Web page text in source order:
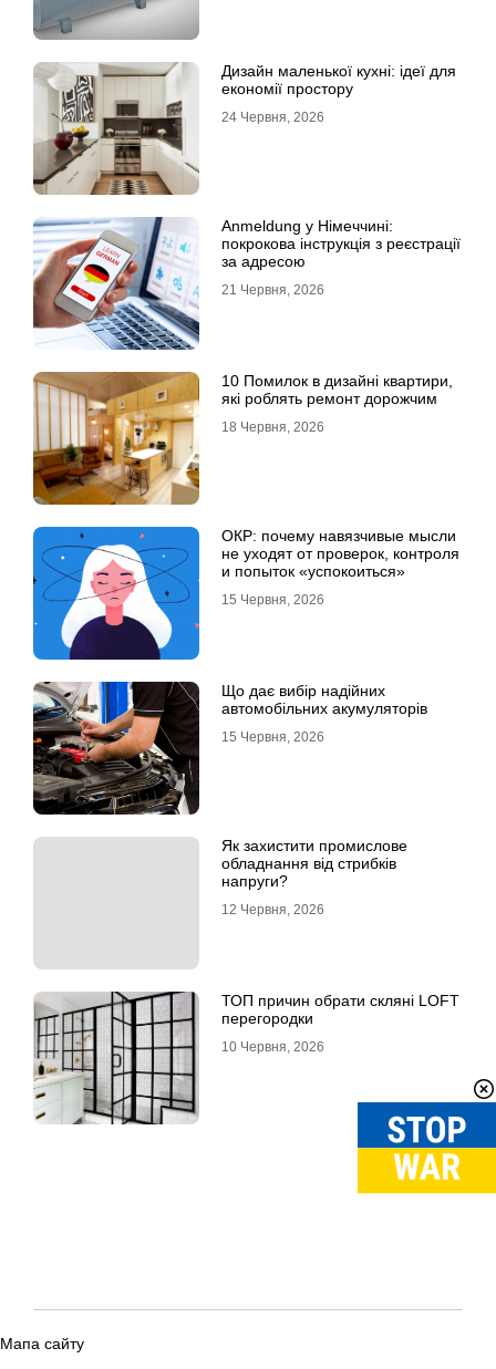
Дизайн маленької кухні: ідеї для
економії простору
24 Червня, 2026
Anmeldung у Німеччині:
покрокова інструкція з реєстрації
за адресою
21 Червня, 2026
10 Помилок в дизайні квартири,
які роблять ремонт дорожчим
18 Червня, 2026
ОКР: почему навязчивые мысли
не уходят от проверок, контроля
и попыток «успокоиться»
15 Червня, 2026
Що дає вибір надійних
автомобільних акумуляторів
15 Червня, 2026
Як захистити промислове
обладнання від стрибків
напруги?
12 Червня, 2026
ТОП причин обрати скляні LOFT
перегородки
10 Червня, 2026
Мапа сайту